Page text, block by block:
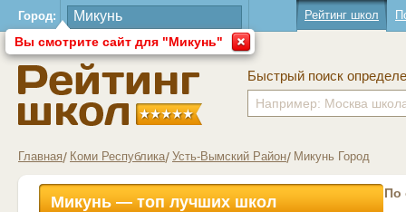
Город:
Вы смотрите сайт для "Микунь"
Рейтинг школ
Быстрый поиск
Главная Коми Республика Усть-Вымский Район Микунь Город
Микунь — топ лучших школ По